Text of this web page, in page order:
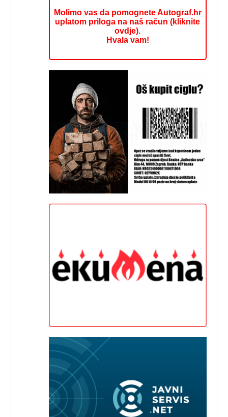
Molimo vas da pomognete Autograf.hr
uplatom priloga na naš račun (kliknite
ovdje).
Hvala vam!